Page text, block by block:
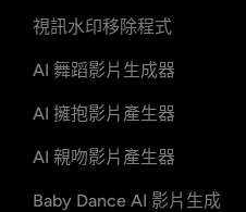
視訊水印移除程式
AI 舞蹈影片生成器
AI 擁抱影片產生器
AI 親吻影片產生器
Baby Dance AI 影片生成